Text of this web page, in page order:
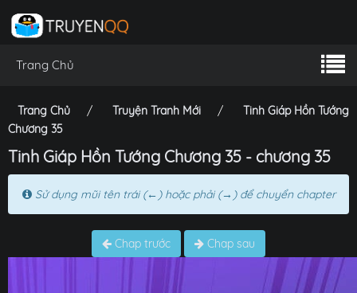
Trang Chủ
Trang Chủ Truyện Tranh Mới
Tinh Giáp Hồn Tướng
Chương 35
Tinh Giáp Hồn Tướng Chương 35 - chương 35
Sử dụng mũi tên trái (←) hoặc phải (→) để chuyển chapter
Chap trước Chap sau